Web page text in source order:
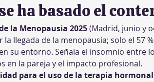
ha basado el
la Menopausia 2025 (Madrid, junio y
llegada de la menopausia; solo el 57
su entorno. Señala el insomnio entre
en la pareja y el impacto profesional.
para el uso de la terapia